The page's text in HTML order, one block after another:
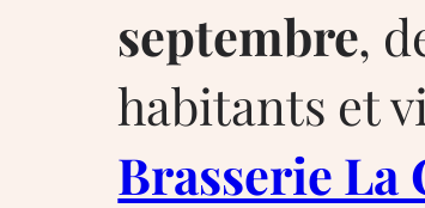
septembre,
habitants et
Brasserie La